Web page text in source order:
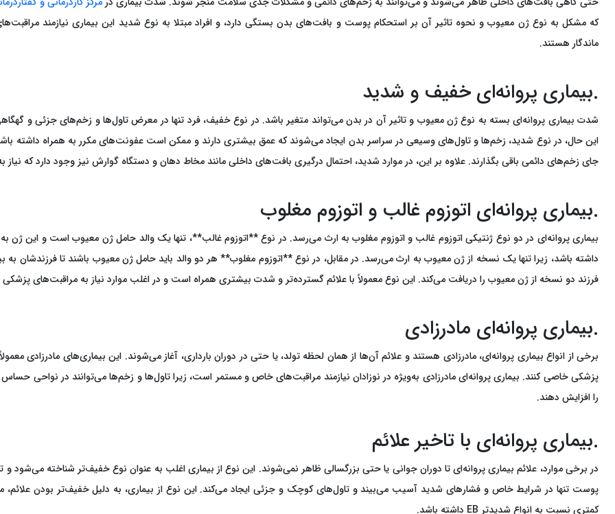
که مشکل به نوع ژن معیوب و نحوه تاثیر آن بر استحکام پوست و بافت‌های بدن بستگی دارد، و افراد مبتلا به نوع شدید این بیماری نیازمند
ماندگار هستند.
.بیماری پروانه‌ای خفیف و شدید
شدت بیماری پروانه‌ای بسته به نوع ژن معیوب و تاثیر آن در بدن می‌تواند متغیر باشد. در نوع خفیف، فرد تنها در معرض تاول‌ها و زخم‌های جزئی و
این حال، در نوع شدید، زخم‌ها و تاول‌های وسیعی در سراسر بدن ایجاد می‌شوند که عمق بیشتری دارند و ممکن است عفونت‌های مکرر به همراه داشته
جای زخم‌های دائمی باقی بگذارند. علاوه بر این، در موارد شدید، احتمال درگیری بافت‌های داخلی مانند مخاط دهان و دستگاه گوارش نیز وجود دارد که
.بیماری پروانه‌ای اتوزوم غالب و اتوزوم مغلوب
بیماری پروانه‌ای در دو نوع ژنتیکی اتوزوم غالب و اتوزوم مغلوب به ارث می‌رسد. در نوع **اتوزوم غالب**، تنها یک والد حامل ژن معیوب است و این
داشته باشد، زیرا تنها یک نسخه از ژن معیوب به ارث می‌رسد. در مقابل، در نوع **اتوزوم مغلوب** هر دو والد باید حامل ژن معیوب باشند تا فرزندشان به
فرزند دو نسخه از ژن معیوب را دریافت می‌کند. این نوع معمولاً با علائم گسترده‌تر و شدت بیشتری همراه است و در اغلب موارد نیاز به مراقبت‌های
.بیماری پروانه‌ای مادرزادی
برخی از انواع بیماری پروانه‌ای، مادرزادی هستند و علائم آن‌ها از همان لحظه تولد، یا حتی در دوران بارداری، آغاز می‌شوند. این بیماری‌های مادرزادی
پزشکی خاصی کنند. بیماری پروانه‌ای مادرزادی به‌ویژه در نوزادان نیازمند مراقبت‌های خاص و مستمر است، زیرا تاول‌ها و زخم‌ها می‌توانند در نواحی
را افزایش دهند.
.بیماری پروانه‌ای با تاخیر علائم
در برخی موارد، علائم بیماری پروانه‌ای تا دوران جوانی یا حتی بزرگسالی ظاهر نمی‌شوند. این نوع از بیماری اغلب به عنوان نوع خفیف‌تر شناخته می‌شود و
پوست تنها در شرایط خاص و فشارهای شدید آسیب می‌بیند و تاول‌های کوچک و جزئی ایجاد می‌کند. این نوع از بیماری، به دلیل خفیف‌تر بودن علائم،
کمتری نسبت به انواع شدیدتر EB داشته باشد.